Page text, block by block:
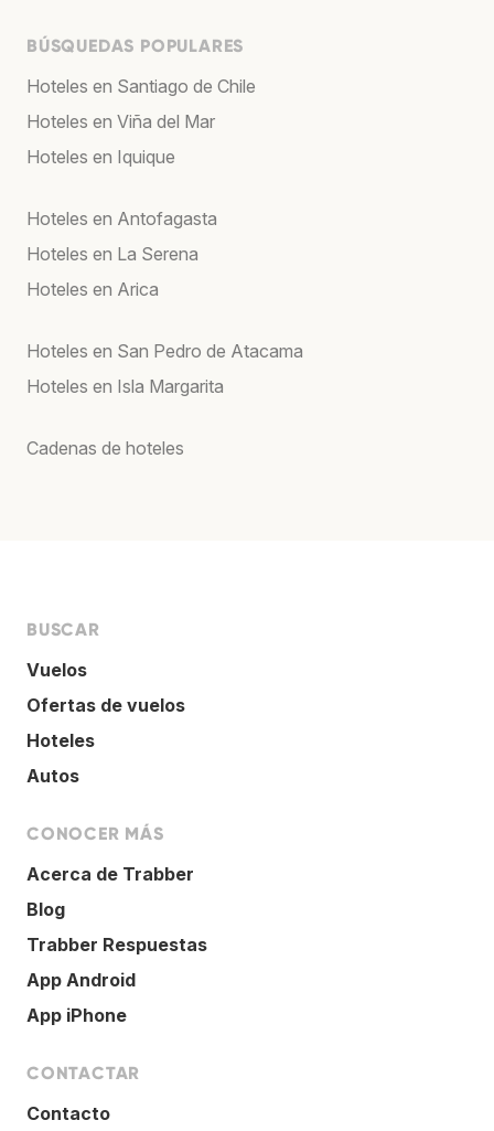
BÚSQUEDAS POPULARES
Hoteles en Santiago de Chile
Hoteles en Viña del Mar
Hoteles en Iquique
Hoteles en Antofagasta
Hoteles en La Serena
Hoteles en Arica
Hoteles en San Pedro de Atacama
Hoteles en Isla Margarita
Cadenas de hoteles
BUSCAR
Vuelos
Ofertas de vuelos
Hoteles
Autos
CONOCER MÁS
Acerca de Trabber
Blog
Trabber Respuestas
App Android
App iPhone
CONTACTAR
Contacto